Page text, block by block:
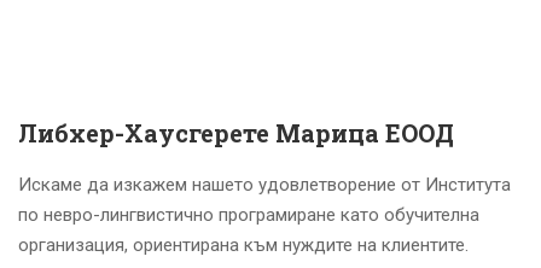
Либхер-Хаусгерете Марица ЕООД
Искаме да изкажем нашето удовлетворение от Института
по невро-лингвистично програмиране като обучителна
организация, ориентирана към нуждите на клиентите.